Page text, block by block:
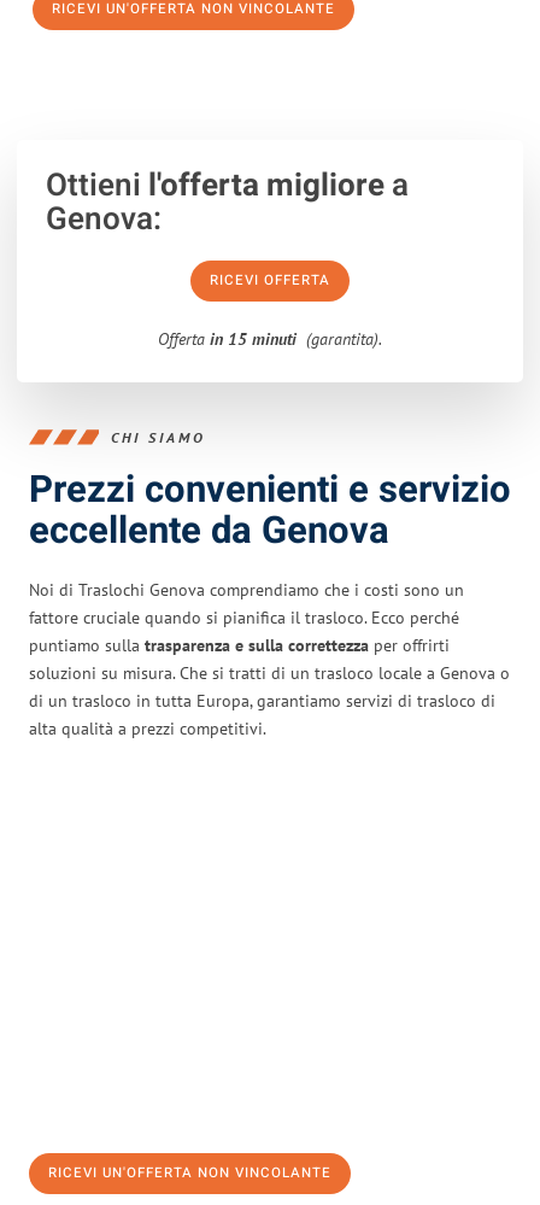
RICEVI UN'OFFERTA NON VINCOLANTE
Ottieni l'offerta migliorea
Genova:
RICEVI OFFERTA
Offerta in 15 minuti (garantita).
CHI SIAMO
Prezzi convenienti e servizio
eccellente da Genova
Noi di Traslochi Genova comprendiamo che i costi sono un
fattore cruciale quando si pianifica il trasloco. Ecco perché
puntiamo sulla trasparenza e sulla correttezza per offrirti
soluzioni su misura. Che si tratti di un trasloco locale a Genova o
di un trasloco in tutta Europa, garantiamo servizi di trasloco di
alta qualità a prezzi competitivi.
RICEVI UN'OFFERTA NON VINCOLANTE